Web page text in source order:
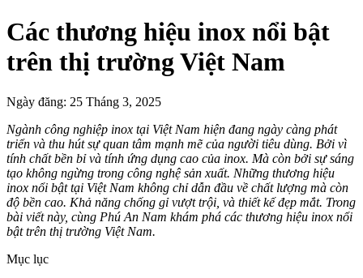
Các thương hiệu inox nổi bật
trên thị trường Việt Nam
Ngày đăng: 25 Tháng 3, 2025
Ngành công nghiệp inox tại Việt Nam hiện đang ngày càng phát
triển và thu hút sự quan tâm mạnh mẽ của người tiêu dùng. Bởi vì
tính chất bền bỉ và tính ứng dụng cao của inox. Mà còn bởi sự sáng
tạo không ngừng trong công nghệ sản xuất. Những thương hiệu
inox nổi bật tại Việt Nam không chỉ dẫn đầu về chất lượng mà còn
độ bền cao. Khả năng chống gỉ vượt trội, và thiết kế đẹp mắt. Trong
bài viết này, cùng Phú An Nam khám phá các thương hiệu inox nổi
bật trên thị trường Việt Nam.
Mục lục